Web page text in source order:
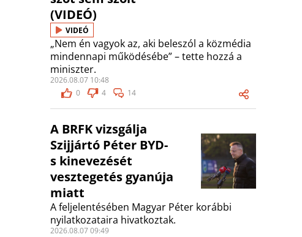
(VIDEÓ)
VIDEÓ
„Nem én vagyok az, aki beleszól a közmédia
mindennapi működésébe” – tette hozzá a
miniszter.
2026.08.07 10:48
0
4 14
A BRFK vizsgálja
Szijjártó Péter BYD-
s kinevezését
vesztegetés gyanúja
miatt
A feljelentésében Magyar Péter korábbi
nyilatkozataira hivatkoztak.
2026.08.07 09:49